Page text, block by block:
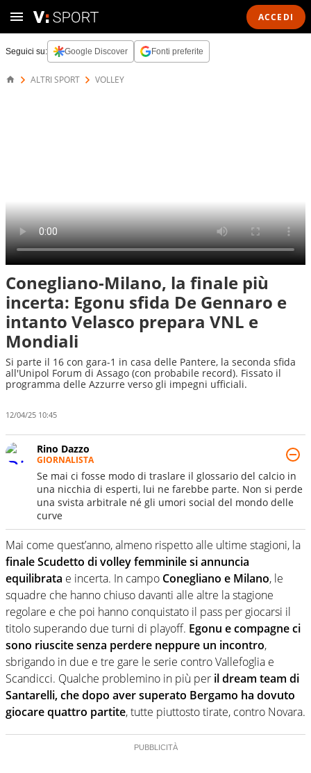
ACCEDI
Seguici su: Google Discover Fonti preferite
ALTRI SPORT VOLLEY
Conegliano-Milano, la finale più
incerta: Egonu sfida De Gennaro e
intanto Velasco prepara VNL e
Mondiali
Si parte il 16 con gara-1 in casa delle Pantere, la seconda sfida
all'Unipol Forum di Assago (con probabile record). Fissato il
programma delle Azzurre verso gli impegni ufficiali.
12/04/25 10:45
Rino Dazzo
GIORNALISTA
Se mai ci fosse modo di traslare il glossario del calcio in
una nicchia di esperti, lui ne farebbe parte. Non si perde
una svista arbitrale né gli umori social del mondo delle
curve
Mai come quest’anno, almeno rispetto alle ultime stagioni, la
finale Scudetto di volley femminile si annuncia
equilibrata e incerta. In campo Conegliano e Milano, le
squadre che hanno chiuso davanti alle altre la stagione
regolare e che poi hanno conquistato il pass per giocarsi il
titolo superando due turni di playoff. Egonu e compagne ci
sono riuscite senza perdere neppure un incontro,
sbrigando in due e tre gare le serie contro Vallefoglia e
Scandicci. Qualche problemino in più per il dream team di
Santarelli, che dopo aver superato Bergamo ha dovuto
giocare quattro partite, tutte piuttosto tirate, contro Novara.